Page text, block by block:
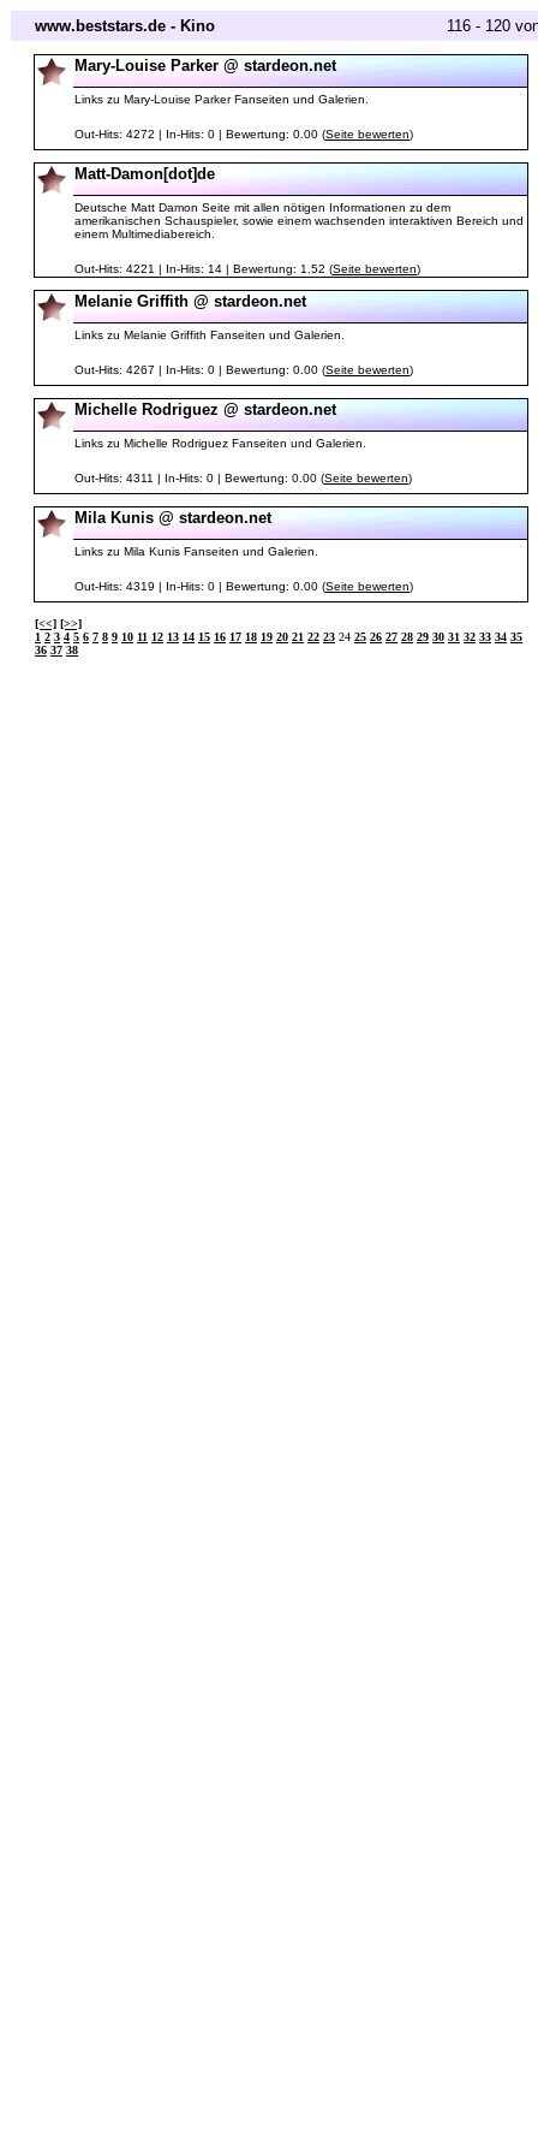
www.beststars.de - Kino 116 - 120
Mary-Louise Parker @ stardeon.net
Links zu Mary-Louise Parker Fanseiten und Galerien.
Out-Hits: 4272 | In-Hits: 0 | Bewertung: 0.00 (Seite bewerten)
Matt-Damon[dot]de
Deutsche Matt Damon Seite mit allen nötigen Informationen zu dem
amerikanischen Schauspieler, sowie einem wachsenden interaktiven Bereich und
einem Multimediabereich.
Out-Hits: 4221 | In-Hits: 14 | Bewertung: 1.52 (Seite bewerten)
Melanie Griffith @ stardeon.net
Links zu Melanie Griffith Fanseiten und Galerien.
Out-Hits: 4267 | In-Hits: 0 | Bewertung: 0.00 (Seite bewerten)
Michelle Rodriguez @ stardeon.net
Links zu Michelle Rodriguez Fanseiten und Galerien.
Out-Hits: 4311 | In-Hits: 0 | Bewertung: 0.00 (Seite bewerten)
Mila Kunis @ stardeon.net
Links zu Mila Kunis Fanseiten und Galerien.
Out-Hits: 4319 | In-Hits: 0 | Bewertung: 0.00 (Seite bewerten)
[<<] [>>]
1 2 3 4 5 6 7 8 9 10 11 12 13 14 15 16 17 18 19 20 21 22 23 24 25 26 27 28 29 30 31 32 33 34 35
36 37 38